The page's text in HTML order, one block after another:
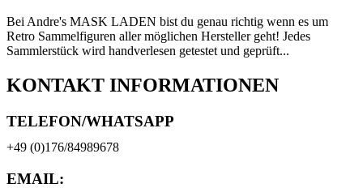
Bei Andre's MASK LADEN bist du genau richtig wenn es um
Retro Sammelfiguren aller möglichen Hersteller geht! Jedes
Sammlerstück wird handverlesen getestet und geprüft...
KONTAKT INFORMATIONEN
TELEFON/WHATSAPP
+49 (0)176/84989678
EMAIL: